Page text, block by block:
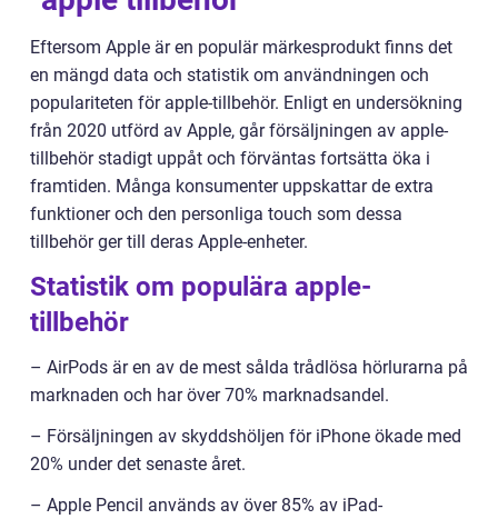
Eftersom Apple är en populär märkesprodukt finns det
en mängd data och statistik om användningen och
populariteten för apple-tillbehör. Enligt en undersökning
från 2020 utförd av Apple, går försäljningen av apple-
tillbehör stadigt uppåt och förväntas fortsätta öka i
framtiden. Många konsumenter uppskattar de extra
funktioner och den personliga touch som dessa
tillbehör ger till deras Apple-enheter.
Statistik om populära apple-
tillbehör
– AirPods är en av de mest sålda trådlösa hörlurarna på
marknaden och har över 70% marknadsandel.
– Försäljningen av skyddshöljen för iPhone ökade med
20% under det senaste året.
– Apple Pencil används av över 85% av iPad-